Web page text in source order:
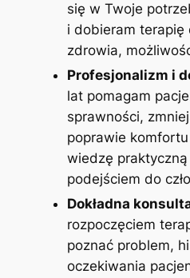
się w Twoje
i dobieram terapię
zdrowia,
Profesjonalizm i
lat pomagam
sprawności,
poprawie komfortu
wiedzę
podejściem do
Dokładna
rozpoczęciem
poznać problem,
oczekiwania